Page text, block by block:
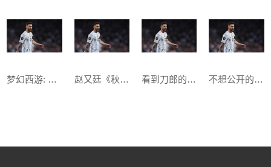
梦幻西游: 泽哥要重组雪山 赵又廷《秋雪漫过的冬天 看到刀郎的朋友圈才知道 不想公开的男人秘方 .